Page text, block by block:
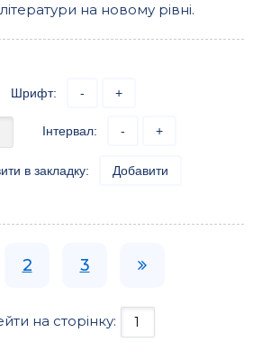
на новому рівні.
Шрифт: - +
Інтервал: - +
в закладку: Добавити
2 3
на сторінку: